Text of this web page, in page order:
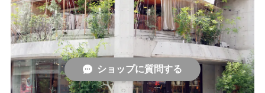
ショップに質問する